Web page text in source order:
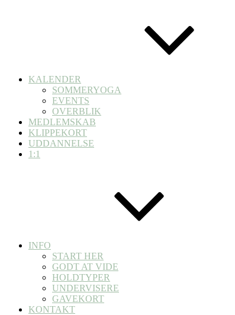
KALENDER
SOMMERYOGA
EVENTS
OVERBLIK
MEDLEMSKAB
KLIPPEKORT
UDDANNELSE
1:1
INFO
START HER
GODT AT VIDE
HOLDTYPER
UNDERVISERE
GAVEKORT
KONTAKT